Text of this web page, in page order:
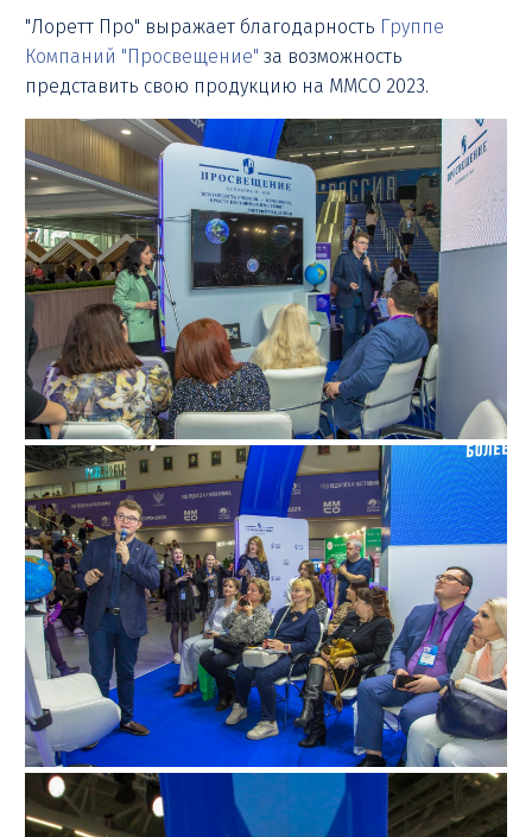
"Лоретт Про" выражает благодарность Группе
Компаний "Просвещение" за возможность
представить свою продукцию на ММСО 2023.